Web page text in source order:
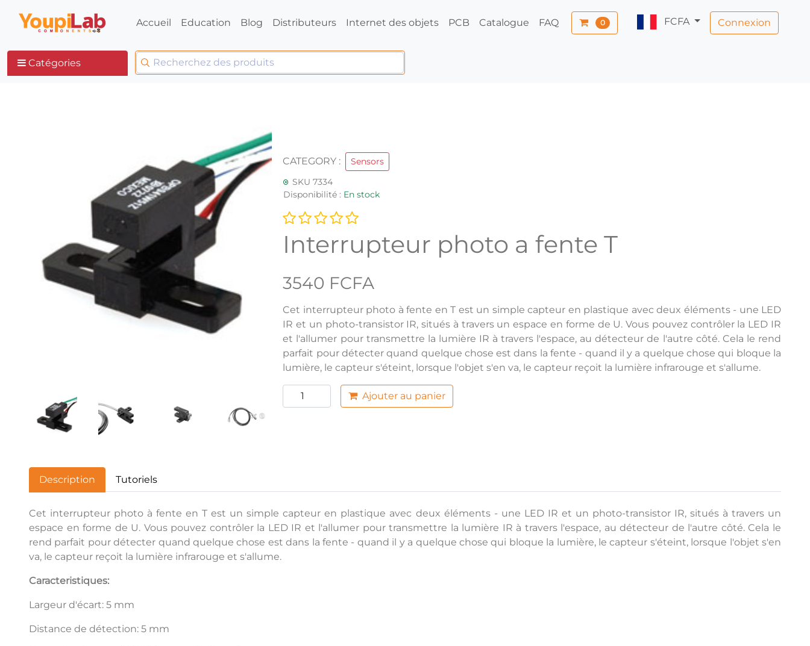
Accueil Education Blog Distributeurs Internet des objets PCB Catalogue FAQ 0 FCFA Connexion
Catégories
CATEGORY :
Sensors
SKU 7334
Disponibilité : En stock
Interrupteur photo a fente T
3540 FCFA
Cet interrupteur photo à fente en T est un simple capteur en plastique avec deux éléments - une LED
IR et un photo-transistor IR, situés à travers un espace en forme de U. Vous pouvez contrôler la LED IR
et l'allumer pour transmettre la lumière IR à travers l'espace, au détecteur de l'autre côté. Cela le rend
parfait pour détecter quand quelque chose est dans la fente - quand il y a quelque chose qui bloque la
lumière, le capteur s'éteint, lorsque l'objet s'en va, le capteur reçoit la lumière infrarouge et s'allume.
Ajouter au panier
Description Tutoriels
Cet interrupteur photo à fente en T est un simple capteur en plastique avec deux éléments - une LED IR et un photo-transistor IR, situés à travers un
espace en forme de U. Vous pouvez contrôler la LED IR et l'allumer pour transmettre la lumière IR à travers l'espace, au détecteur de l'autre côté. Cela le
rend parfait pour détecter quand quelque chose est dans la fente - quand il y a quelque chose qui bloque la lumière, le capteur s'éteint, lorsque l'objet s'en
va, le capteur reçoit la lumière infrarouge et s'allume.
Caracteristiques:
Largeur d'écart: 5 mm
Distance de détection: 5 mm